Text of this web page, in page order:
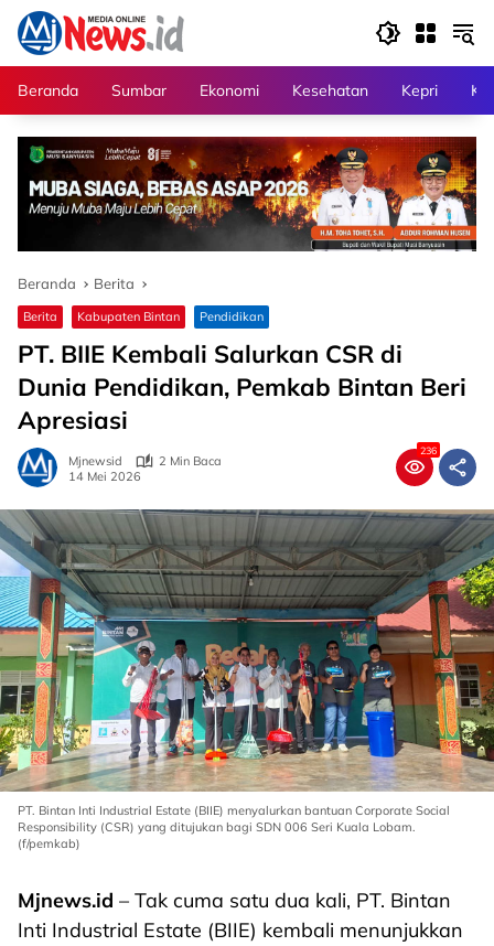
Langsung
konten
Beranda
Sumbar Ekonomi Kesehatan Kepri
Beranda Berita
Berita Kabupaten Bintan Pendidikan
PT. BIIE Kembali Salurkan CSR di
Dunia Pendidikan, Pemkab Bintan Beri
Apresiasi
Mjnewsid
2 Min Baca
14 Mei 2026
236
PT. Bintan Inti Industrial Estate (BIIE) menyalurkan bantuan Corporate Social
Responsibility (CSR) yang ditujukan bagi SDN 006 Seri Kuala Lobam.
(f/pemkab)
Mjnews.id – Tak cuma satu dua kali, PT. Bintan
Inti Industrial Estate (BIIE) kembali menunjukkan